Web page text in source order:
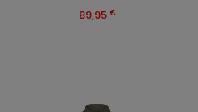
89,95 €